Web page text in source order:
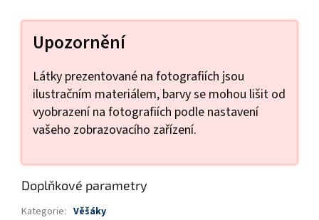
Upozornění
Látky prezentované na fotografiích jsou
ilustračním materiálem, barvy se mohou lišit od
vyobrazení na fotografiích podle nastavení
vašeho zobrazovacího zařízení.
Doplňkové parametry
Kategorie: Věšáky